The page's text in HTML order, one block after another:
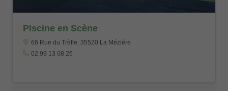
Piscine en Scène
66 Rue du Trèfle, 35520 La Mézière
02 99 13 08 26